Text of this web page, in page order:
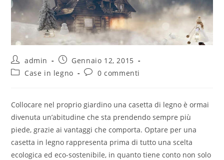
admin
Gennaio 12, 2015
Case in legno
0 commenti
Collocare nel proprio giardino una casetta di legno è ormai
divenuta un’abitudine che sta prendendo sempre più
piede, grazie ai vantaggi che comporta. Optare per una
casetta in legno rappresenta prima di tutto una scelta
ecologica ed eco-sostenibile, in quanto tiene conto non solo